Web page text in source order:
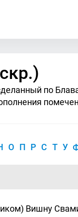
по
О П Р С Т У
Вишну